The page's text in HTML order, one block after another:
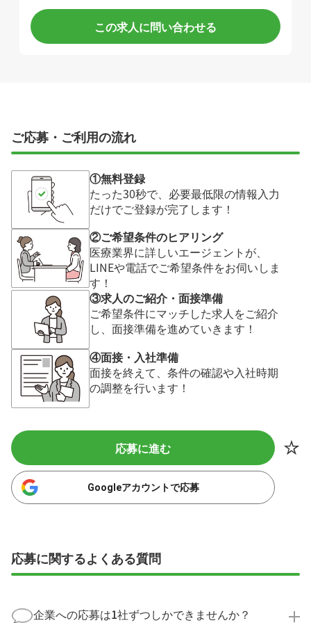
この求人に問い合わせる
ご応募・ご利用の流れ
①無料登録
たった30秒で、必要最低限の情報入力
だけでご登録が完了します！
②ご希望条件のヒアリング
医療業界に詳しいエージェントが、
LINEや電話でご希望条件をお伺いしま
す！
③求人のご紹介・面接準備
ご希望条件にマッチした求人をご紹介
し、面接準備を進めていきます！
④面接・入社準備
面接を終えて、条件の確認や入社時期
の調整を行います！
応募に進む
Googleアカウントで応募
応募に関するよくある質問
企業への応募は1社ずつしかできませんか？